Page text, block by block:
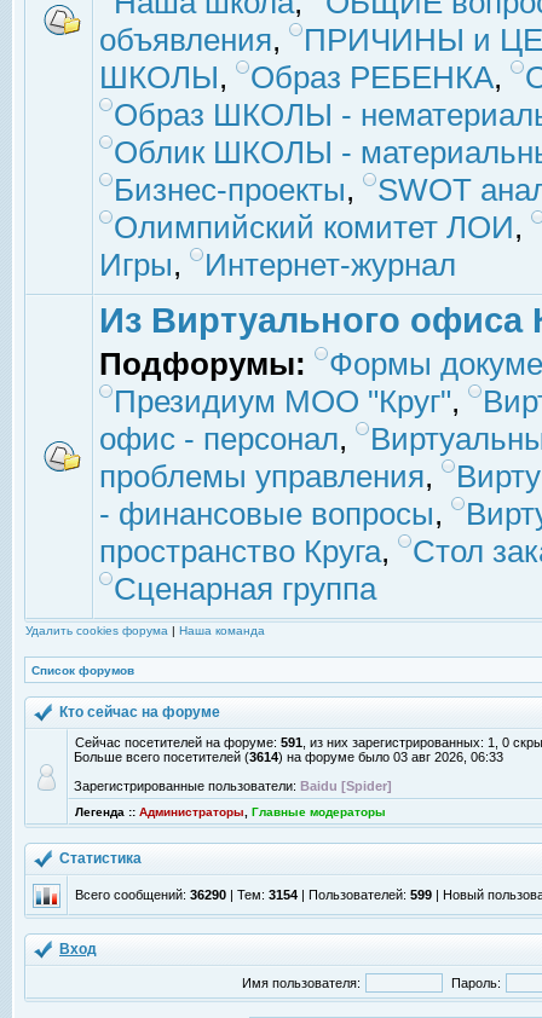
объявления,
ПРИЧИНЫ и
ШКОЛЫ, Образ РЕБЕНКА,
Образ ШКОЛЫ -
Облик ШКОЛЫ -
Бизнес-проекты,
SWOT
Олимпийский комитет ЛОИ,
Игры, Интернет-журнал
Из Виртуального офиса
Подфорумы:
Формы
Президиум МОО "Круг",
офис - персонал,
проблемы управления,
- финансовые вопросы,
пространство Круга,
Стол
Сценарная группа
Удалить cookies форума | Наша команда
Список форумов
Кто сейчас на форуме
Сейчас посетителей на форуме: 591 , из них зарегистрированных: 1, 0
Больше всего посетителей (3614) на форуме было 03 авг 2026, 06:33
Зарегистрированные пользователи: Baidu [Spider]
Легенда :: Администраторы Главные модераторы
Статистика
Всего сообщений: 36290 | Тем: 3154 | Пользователей: 599 | Новый
Вход
Имя пользователя: Пароль: